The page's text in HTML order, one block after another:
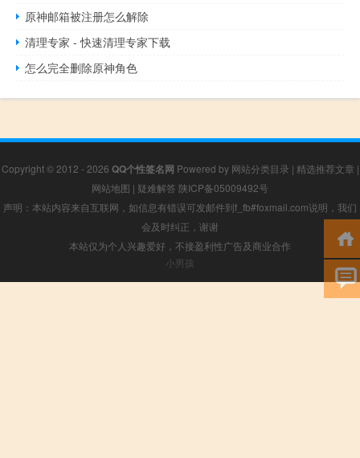
原神邮箱被注册怎么解除
清理专家 - 快速清理专家下载
怎么完全删除原神角色
Copyright © 2012 - 2026 QQ个性签名网 Powered by 网站分类目录 | 精选推荐文章 |
网站地图 | 疑难解答 陕ICP备05009492号
声明：本站内容来自互联网，如信息有错误可发邮件到f_fb#foxmail.com说明，我们
会及时纠正，谢谢
本站仅为个人兴趣爱好，不接盈利性广告及商业合作
小男孩